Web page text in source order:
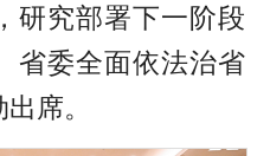
研究部署下一阶段
省委全面依法治省
席。